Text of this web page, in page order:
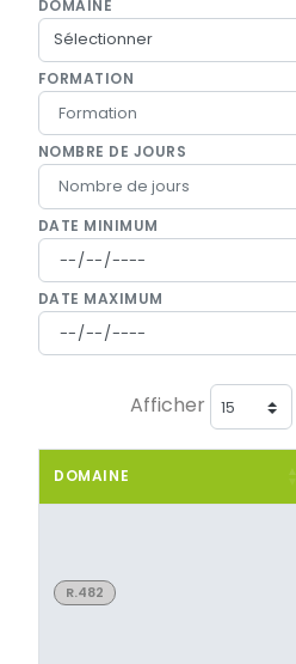
DOMAINE
FORMATION
NOMBRE DE JOURS
DATE MINIMUM
DATE MAXIMUM
Afficher
DOMAINE
R.482